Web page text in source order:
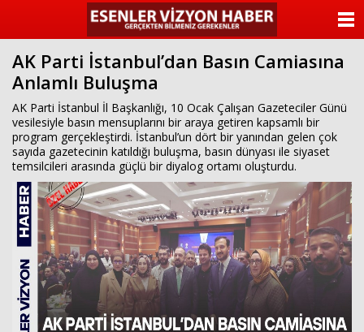
AK Parti İstanbul’dan Basın Camiasına
Anlamlı Buluşma
AK Parti İstanbul İl Başkanlığı, 10 Ocak Çalışan Gazeteciler Günü
vesilesiyle basın mensuplarını bir araya getiren kapsamlı bir
program gerçekleştirdi. İstanbul’un dört bir yanından gelen çok
sayıda gazetecinin katıldığı buluşma, basın dünyası ile siyaset
temsilcileri arasında güçlü bir diyalog ortamı oluşturdu.
ANASAYFA
KATEGORİLER
ANKETLER
VİDEO GALERİ
KÜNYE
İLETİŞİM